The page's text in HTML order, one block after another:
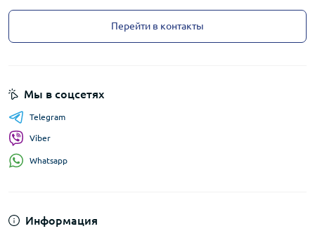
Перейти в контакты
Информация
Мы в соцсетях
Telegram
Viber
Whatsapp